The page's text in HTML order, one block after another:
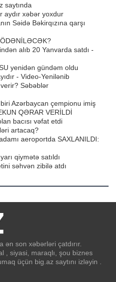
saytında
aydır xəbər yoxdur
Səidə Bəkirqızına qarşı
ÖDƏNİLƏCƏK?
alıb 20 Yanvarda satdı -
yenidən gündəm oldu
- Video-Yenilənib
Səbəblər
Azərbaycan çempionu imiş
QƏRAR VERİLDİ
bacısı vəfat etdi
artacaq?
aeroportda SAXLANILDI:
qiymətə satıldı
səhvən zibilə atdı
ən son xəbərləri çatdırır.
, siyasi, maraqlı, şou biznes
üçün big.az saytını izləyin .